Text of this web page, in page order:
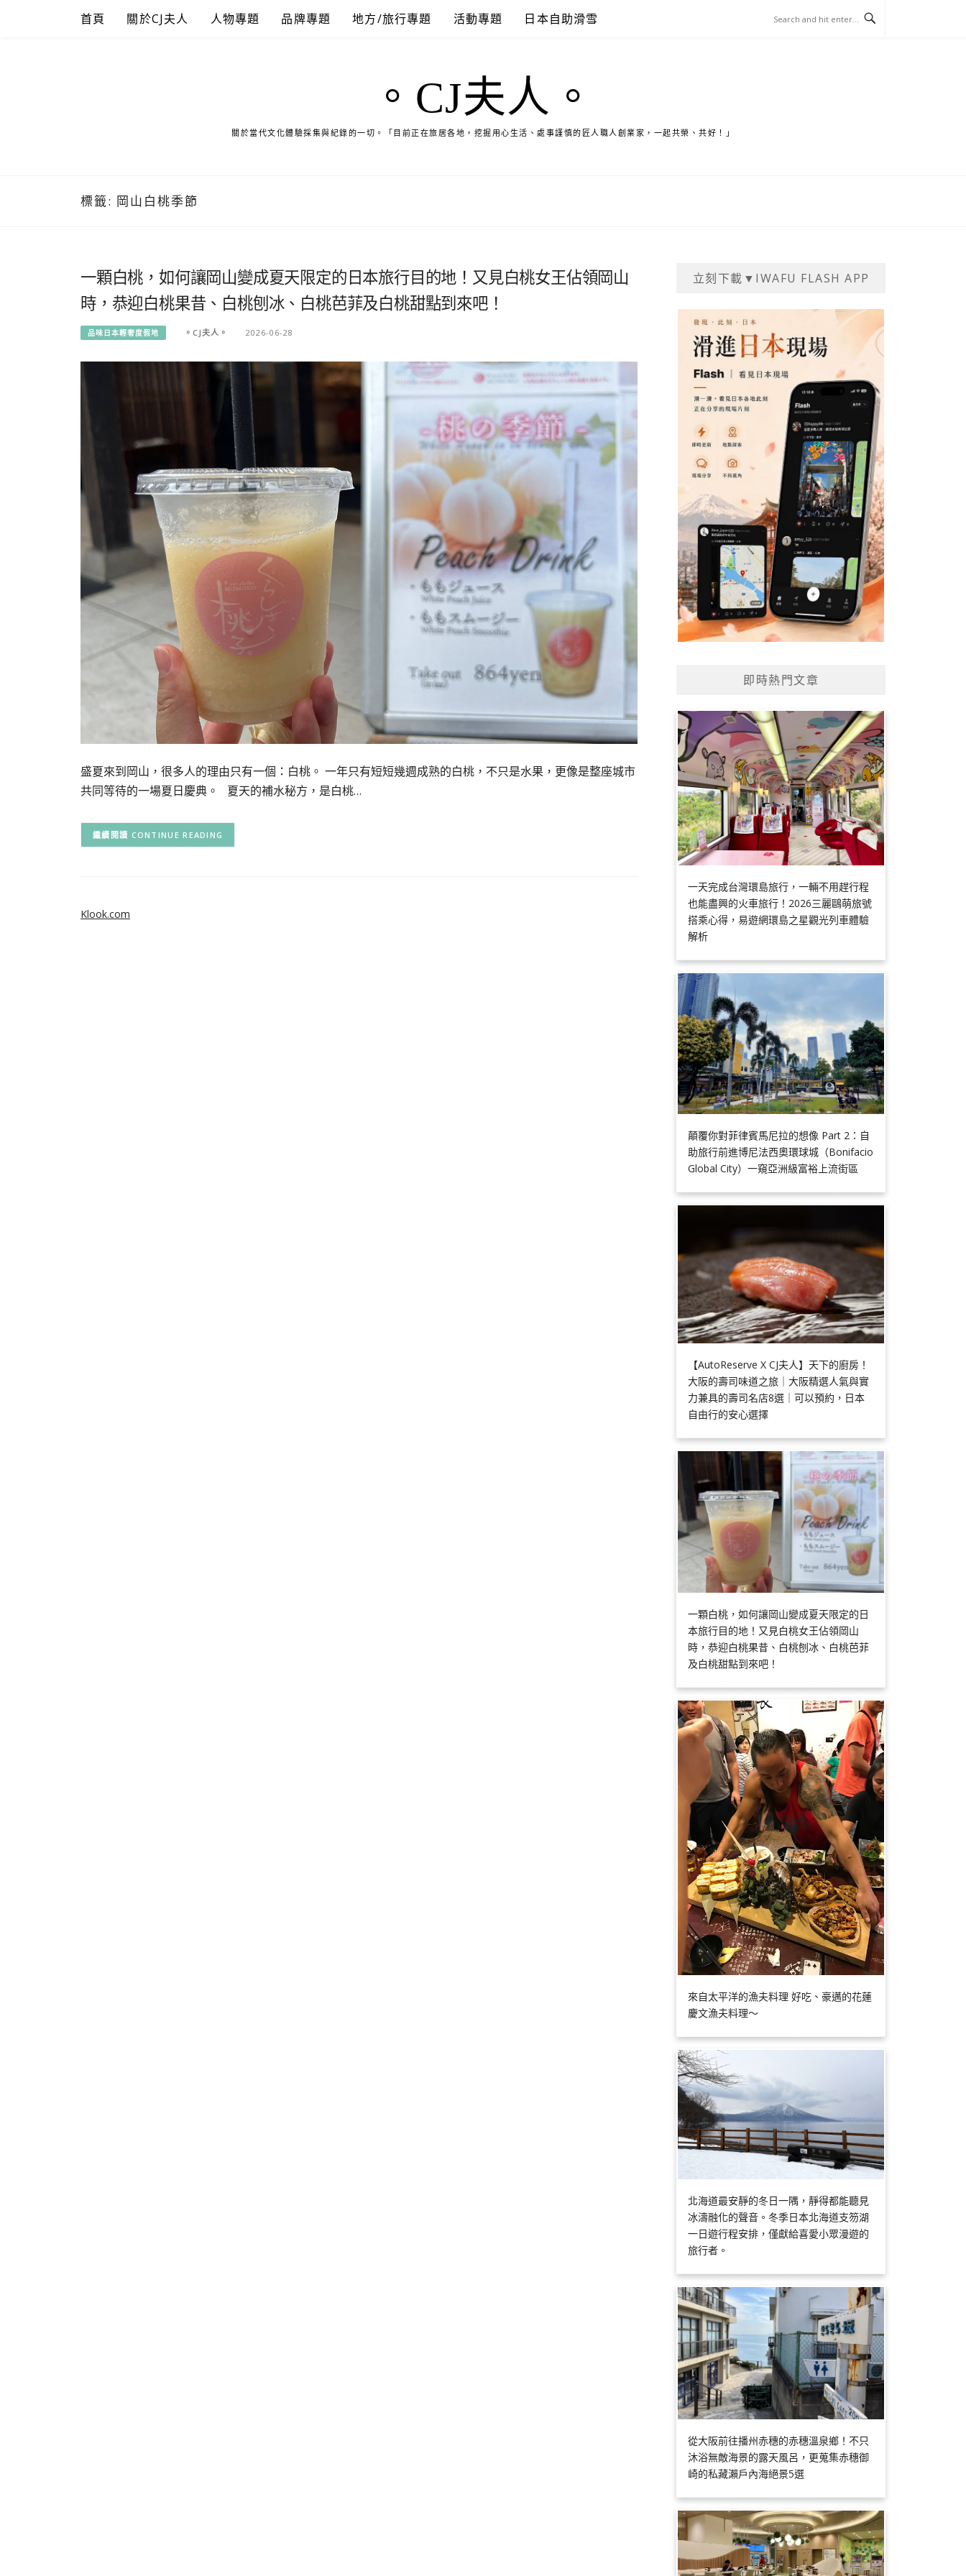
首頁 關於CJ夫人 人物專題 品牌專題 地方/旅行專題 活動專題 日本自助滑雪
。CJ夫人。
關於當代文化體驗採集與紀錄的一切。「目前正在旅居各地，挖掘用心生活、處事謹慎的匠人職人創業家，一起共榮、共好！」
標籤: 岡山白桃季節
一顆白桃，如何讓岡山變成夏天限定的日本旅行目的地！又見白桃女王佔領岡山
時，恭迎白桃果昔、白桃刨冰、白桃芭菲及白桃甜點到來吧！
品味日本輕奢度假地 。CJ夫人。 2026-06-28
盛夏來到岡山，很多人的理由只有一個：白桃。 一年只有短短幾週成熟的白桃，不只是水果，更像是整座城市
共同等待的一場夏日慶典。 夏天的補水秘方，是白桃…
CONTINUE READING
立刻下載▼IWAFU FLASH APP
即時熱門文章
一天完成台灣環島旅行，一輛不用趕行程
也能盡興的火車旅行！2026三麗鷗萌旅號
搭乘心得，易遊網環島之星觀光列車體驗
解析
顛覆你對菲律賓馬尼拉的想像 Part 2：自
助旅行前進博尼法西奧環球城（Bonifacio
Global City）一窺亞洲級富裕上流街區
【AutoReserve X CJ夫人】天下的廚房！
大阪的壽司味道之旅｜大阪精選人氣與實
力兼具的壽司名店8選｜可以預約，日本
自由行的安心選擇
一顆白桃，如何讓岡山變成夏天限定的日
本旅行目的地！又見白桃女王佔領岡山
時，恭迎白桃果昔、白桃刨冰、白桃芭菲
及白桃甜點到來吧！
來自太平洋的漁夫料理 好吃、豪邁的花蓮
慶文漁夫料理～
北海道最安靜的冬日一隅，靜得都能聽見
冰濤融化的聲音。冬季日本北海道支笏湖
一日遊行程安排，僅獻給喜愛小眾漫遊的
旅行者。
從大阪前往播州赤穗的赤穗溫泉鄉！不只
沐浴無敵海景的露天風呂，更蒐集赤穗御
崎的私藏瀨戶內海絕景5選
Klook.com